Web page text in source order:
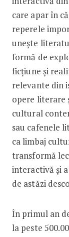
care apar în
reperele
unește
formă de
ficțiune și
relevante din
opere literare
cultural
sau cafenele
ca limbaj
transformă
interactivă și
de astăzi
În primul an
la peste